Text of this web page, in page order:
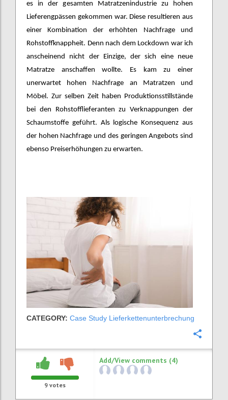
es in der gesamten Matratzenindustrie zu hohen
Lieferengpässen gekommen war. Diese resultieren aus
einer Kombination der erhöhten Nachfrage und
Rohstoffknappheit. Denn nach dem Lockdown war ich
anscheinend nicht der Einzige, der sich eine neue
Matratze anschaffen wollte. Es kam zu einer
unerwartet hohen Nachfrage an Matratzen und
Möbel. Zur selben Zeit haben Produktionsstillstände
bei den Rohstofflieferanten zu Verknappungen der
Schaumstoffe geführt. Als logische Konsequenz aus
der hohen Nachfrage und des geringen Angebots sind
ebenso Preiserhöhungen zu erwarten.
CATEGORY: Case Study Lieferkettenunterbrechung
9 votes
Add/View comments (4)